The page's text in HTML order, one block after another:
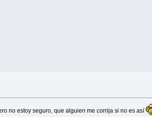
no estoy seguro, que alguien me corrija si no es así